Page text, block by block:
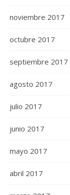
noviembre 2017
octubre 2017
septiembre 2017
agosto 2017
julio 2017
junio 2017
mayo 2017
abril 2017